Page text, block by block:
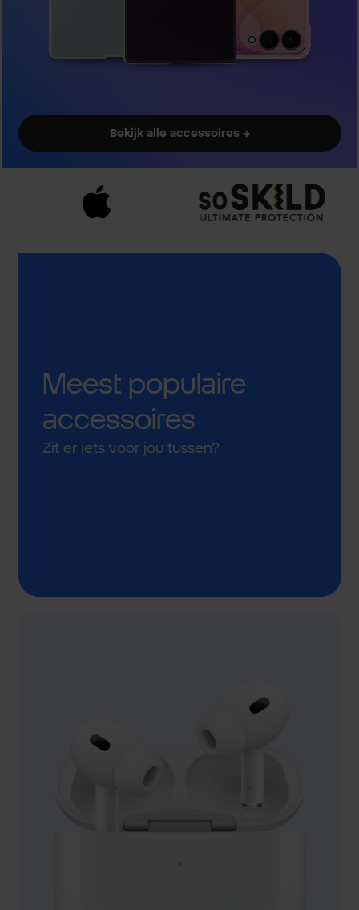
Bekijk alle accessoires →
Meest populaire
accessoires
Zit er iets voor jou tussen?